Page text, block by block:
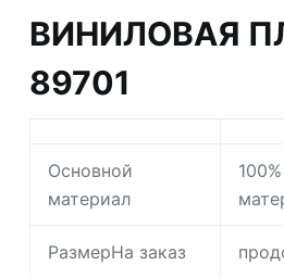
ВИНИЛОВАЯ
89701
Основной
материал
РазмерНа заказ